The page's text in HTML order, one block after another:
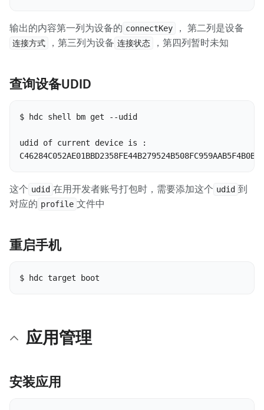
输出的内容第一列为设备的 connectKey ， 第二列是设备
连接方式 ，第三列为设备 连接状态 ，第四列暂时未知
查询设备UDID
$ hdc shell bm get --udid
udid of current device is :
这个 udid 在用开发者账号打包时，需要添加这个 udid 到
对应的 profile 文件中
重启手机
应用管理
安装应用